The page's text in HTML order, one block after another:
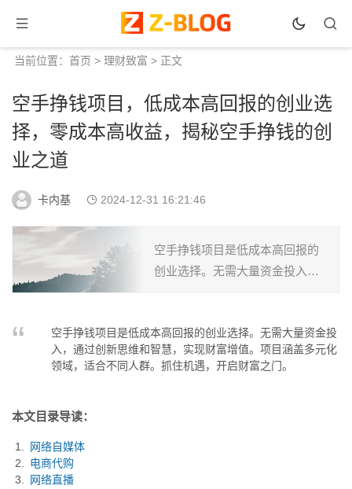
当前位置： 首页 > 理财致富 > 正文
空手挣钱项目，低成本高回报的创业选
择，零成本高收益，揭秘空手挣钱的创
业之道
卡内基 2024-12-31 16:21:46
空手挣钱项目是低成本高回报的
创业选择。无需大量资金投入，
合不同人群。抓住机遇，开启财
富之门。...
空手挣钱项目是低成本高回报的创业选择。无需大量资金投
入，通过创新思维和智慧，实现财富增值。项目涵盖多元化
领域，适合不同人群。抓住机遇，开启财富之门。
本文目录导读：
网络自媒体
电商代购
网络直播